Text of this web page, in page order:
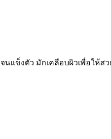
แข็งตัว มักเคลือบผิวเพื่อให้ส